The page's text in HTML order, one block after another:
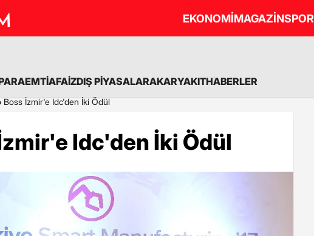
EKONOMİMAGAZİNSPOR
EMTİAFAİZDIŞ PİYASALARAKARYAKITHABERLER
Boss İzmir'e Idc'den İki Ödül
Idc'den İki Ödül